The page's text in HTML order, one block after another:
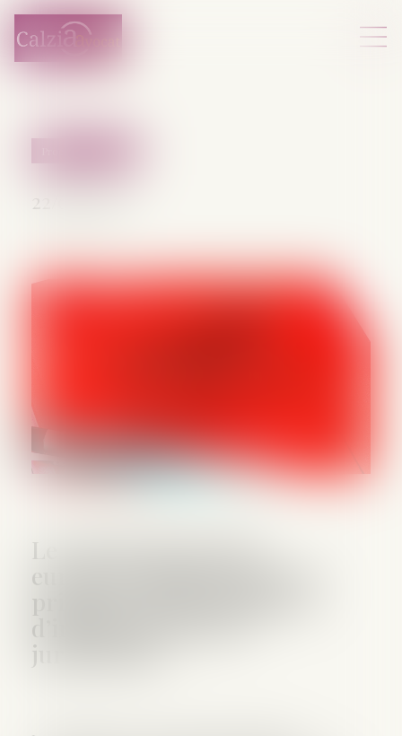
Le rôle du procureur
européen délégué face aux
principes d’impartialité et
d’indépendance des
juridictions